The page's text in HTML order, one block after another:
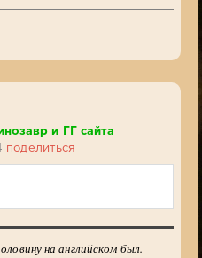
и ГГ сайта
поделиться
на английском был.